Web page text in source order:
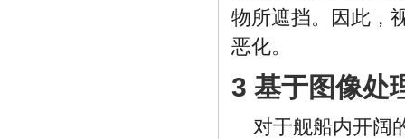
物所遮挡。因此，
恶化。
3 基于图像处
对于舰船内开阔